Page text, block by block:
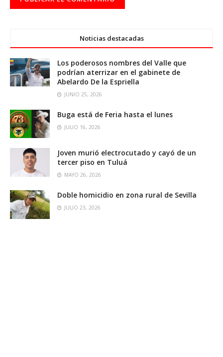
Noticias destacadas
Los poderosos nombres del Valle que
podrían aterrizar en el gabinete de
Abelardo De la Espriella
JUNIO 25, 2026
Buga está de Feria hasta el lunes
JULIO 16, 2026
Joven murió electrocutado y cayó de un
tercer piso en Tuluá
MAYO 26, 2026
Doble homicidio en zona rural de Sevilla
JULIO 23, 2026